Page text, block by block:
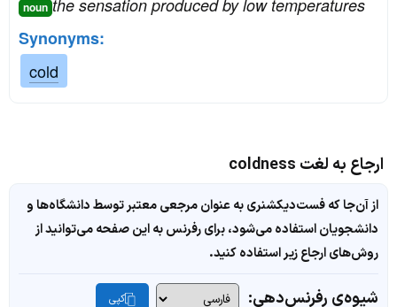
noun the sensation produced by low temperatures
Synonyms:
cold
ارجاع به لغت coldness
از آن‌جا که فست‌دیکشنری به عنوان مرجعی معتبر توسط دانشگاه‌ها و
دانشجویان استفاده می‌شود، برای رفرنس به این صفحه می‌توانید از
روش‌های ارجاع زیر استفاده کنید.
شیوه‌ی رفرنس‌دهی: کپی